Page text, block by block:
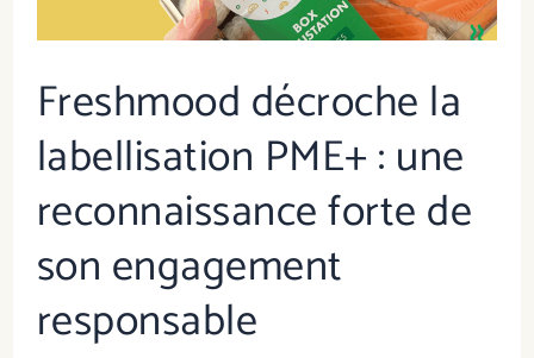
Freshmood décroche la
labellisation PME+ : une
reconnaissance forte de
son engagement
responsable